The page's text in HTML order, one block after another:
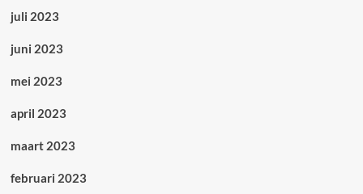
juli 2023
juni 2023
mei 2023
april 2023
maart 2023
februari 2023